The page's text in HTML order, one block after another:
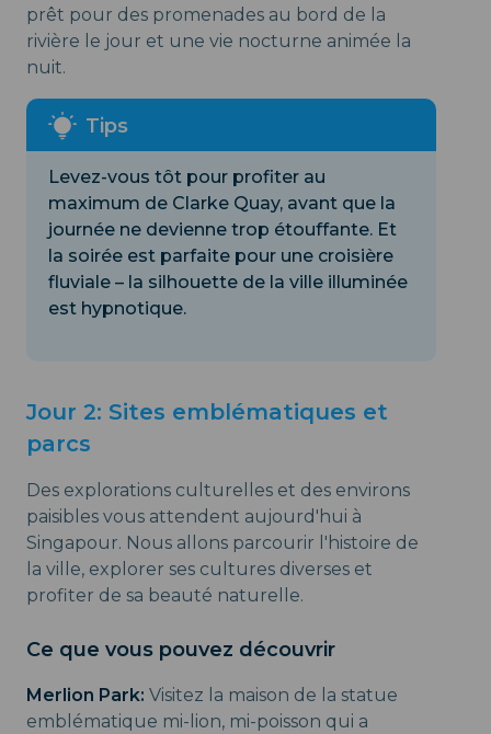
prêt pour des promenades au bord de la
rivière le jour et une vie nocturne animée la
nuit.
Levez-vous tôt pour profiter au
maximum de Clarke Quay, avant que la
journée ne devienne trop étouffante. Et
la soirée est parfaite pour une croisière
fluviale – la silhouette de la ville illuminée
est hypnotique.
Jour 2: Sites emblématiques et
parcs
Des explorations culturelles et des environs
paisibles vous attendent aujourd'hui à
Singapour. Nous allons parcourir l'histoire de
la ville, explorer ses cultures diverses et
profiter de sa beauté naturelle.
Ce que vous pouvez découvrir
Merlion Park: Visitez la maison de la statue
emblématique mi-lion, mi-poisson qui a